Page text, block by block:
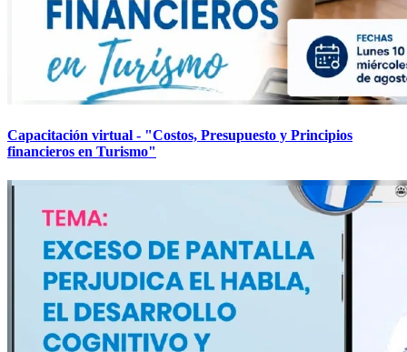
Capacitación virtual - "Costos, Presupuesto y Principios
financieros en Turismo"